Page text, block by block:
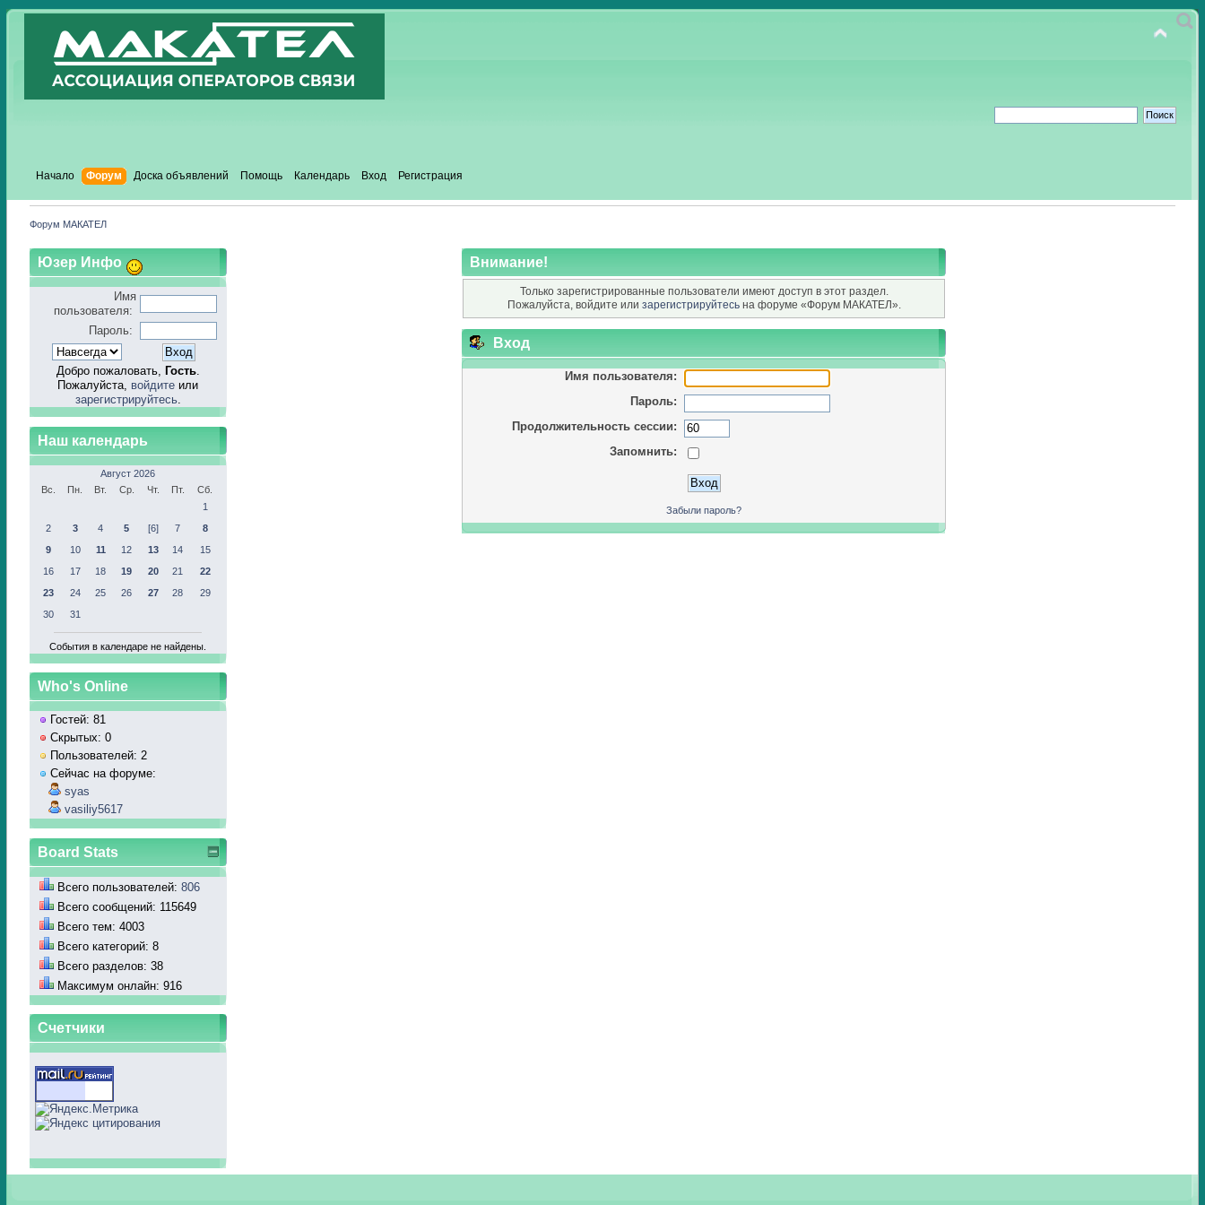
Начало Форум Доска объявлений Помощь Календарь Вход Регистрация
Форум МАКАТЕЛ
Юзер Инфо
Имя
пользователя:
Пароль:
Добро пожаловать, Гость.
Пожалуйста, войдите или
зарегистрируйтесь.
Наш календарь
Август 2026
Вс.
Пн. Вт. Ср. Чт. Пт.
Сб.
1
2
3 4 5 [6] 7
8
9
10 11 12 13 14
15
16
17 18 19 20 21
22
23
24 25 26 27 28
29
30
31
События в календаре не найдены.
Who's Online
Гостей: 81
Скрытых: 0
Пользователей: 2
Сейчас на форуме:
syas
vasiliy5617
Board Stats
Всего пользователей:806
Всего сообщений: 115649
Всего тем: 4003
Всего категорий: 8
Всего разделов: 38
Максимум онлайн: 916
Счетчики
Внимание!
Только зарегистрированные пользователи имеют доступ в этот раздел.
Пожалуйста, войдите или зарегистрируйтесьна форуме «Форум МАКАТЕЛ».
Вход
Имя пользователя:
Пароль:
Продолжительность сессии:
Запомнить:
Забыли пароль?